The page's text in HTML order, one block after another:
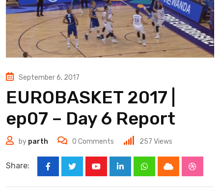
September 6, 2017
EUROBASKET 2017 |
ep07 – Day 6 Report
by parth 0 Comments 257 Views
Share:
LinkedInWhatsappCloud